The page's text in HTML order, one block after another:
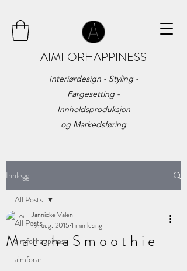
AIMFORHAPPINESS
Interiørdesign - Styling -
Fargesetting -
Innholdsproduksjon
og Markedsføring
Innlegg
All Posts
aimforhappiness
aimforart
All Posts
M a t c h a S m o o t h i e
Jannicke Valen
19. aug. 2015 1 min lesing